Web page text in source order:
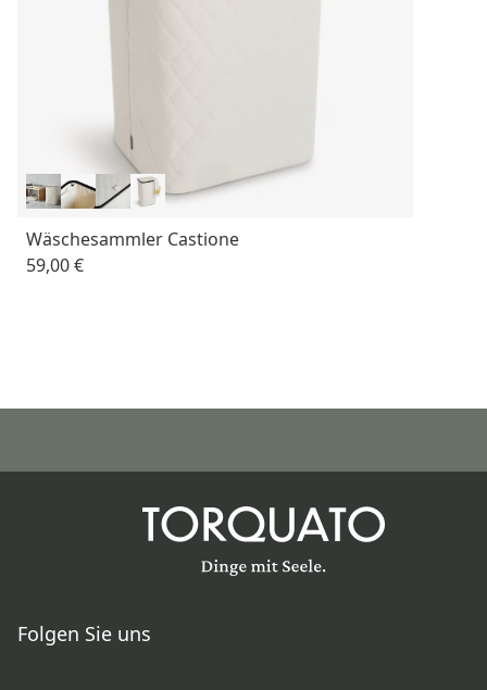
Wäschesammler Castione
59,00 €
Folgen Sie uns